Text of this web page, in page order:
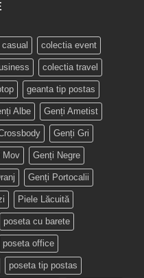
colectia event
colectia travel
geanta tip postas
Albe Genți Ametist
Genți Gri
Mov Genți Negre
Genți Portocalii
Piele Lăcuită
poseta cu barete
poseta office
poseta tip postas